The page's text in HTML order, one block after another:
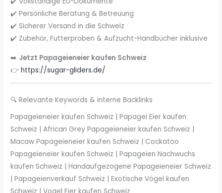
✔️ Persönliche Beratung & Betreuung
✔️ Sicherer Versand in die Schweiz
✔️ Zubehör, Futterproben & Aufzucht-Handbücher inklusive
➡️ Jetzt Papageieneier kaufen Schweiz
👉https://sugar-gliders.de/
🔍 Relevante Keywords & interne Backlinks
Papageieneier kaufen Schweiz | Papagei Eier kaufen
Schweiz | African Grey Papageieneier kaufen Schweiz |
Macaw Papageieneier kaufen Schweiz | Cockatoo
Papageieneier kaufen Schweiz | Papageien Nachwuchs
kaufen Schweiz | Handaufgezogene Papageieneier Schweiz
| Papageienverkauf Schweiz | Exotische Vögel kaufen